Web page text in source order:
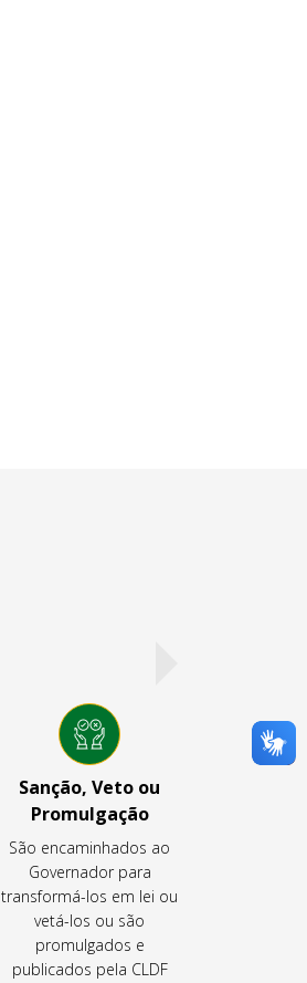
Sanção, Veto ou
Promulgação
São encaminhados ao
Governador para
transformá-los em lei ou
vetá-los ou são
promulgados e
publicados pela CLDF